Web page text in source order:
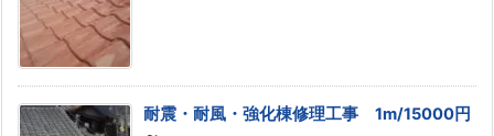
耐震・耐風・強化棟修理工事 1m/15000円